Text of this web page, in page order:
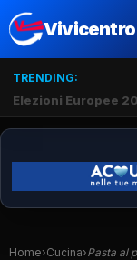
Vivicentro
TRENDING:
Elezioni Europee
Home›Cucina›Pasta al